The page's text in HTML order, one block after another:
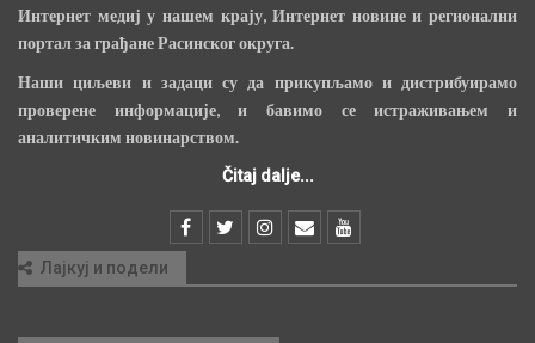
Интернет медиј у нашем крају, Интернет новине и регионални
портал за грађане Расинског округа.
Наши циљеви и задаци су да прикупљамо и дистрибуирамо
проверене информације, и бавимо се истраживањем и
аналитичким новинарством.
Čitaj dalje...
Лајкуј и подели